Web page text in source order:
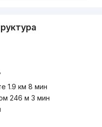
1.9 км 8 мин
246 м 3 мин